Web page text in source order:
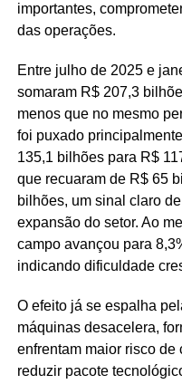
importantes,
das operações.
Entre julho de 2025 e
somaram R$ 207,3
menos que no mesmo
foi puxado
135,1 bilhões para R$
que recuaram de R$ 65
bilhões, um sinal claro
expansão do setor. Ao
campo avançou para
indicando dificuldade
O efeito já se espalha
máquinas desacelera,
enfrentam maior risco de
reduzir pacote